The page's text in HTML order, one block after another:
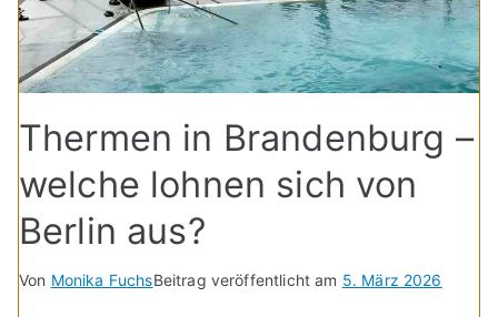
Thermen in Brandenburg –
welche lohnen sich von
Berlin aus?
Von Monika FuchsBeitrag veröffentlicht am 5. März 2026